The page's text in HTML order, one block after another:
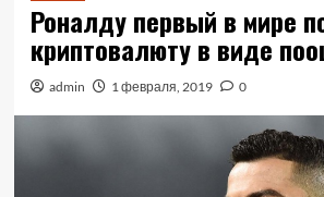
Роналду первый в мире
криптовалюту в виде
admin 1 февраля, 2019 0